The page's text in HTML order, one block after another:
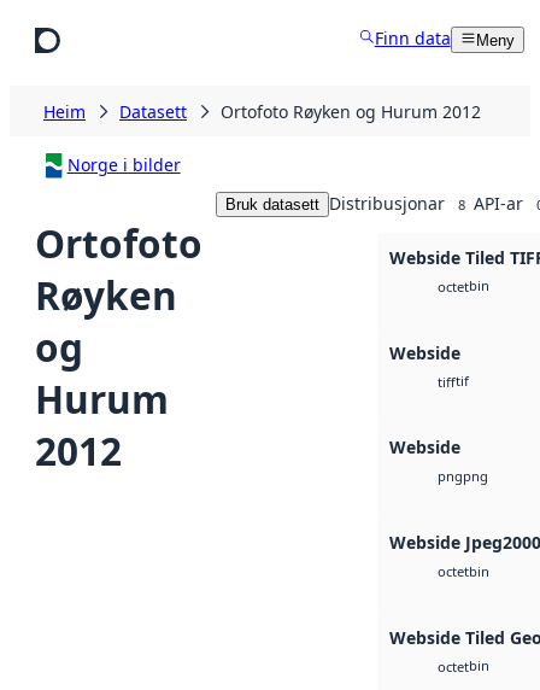
Finn data Meny
Heim Datasett Ortofoto Røyken og Hurum 2012
Norge i bilder
Ortofoto
Røyken
og
Hurum
2012
Bruk datasett Distribusjonar 8 API-ar
Webside Tiled
octetbin
Webside
tifftif
Webside
pngpng
Webside Jpeg2000
octetbin
Webside Tiled
octetbin